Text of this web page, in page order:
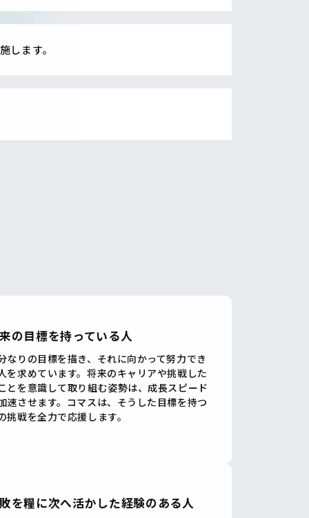
します。
の目標を持っている人
なりの目標を描き、それに向かって努力でき
を求めています。将来のキャリアや挑戦した
とを意識して取り組む姿勢は、成長スピード
速させます。コマスは、そうした目標を持つ
挑戦を全力で応援します。
を糧に次へ活かした経験のある人